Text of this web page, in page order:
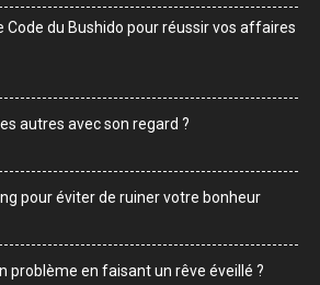
Code du Bushido pour réussir vos affaires
autres avec son regard ?
pour éviter de ruiner votre bonheur
problème en faisant un rêve éveillé ?